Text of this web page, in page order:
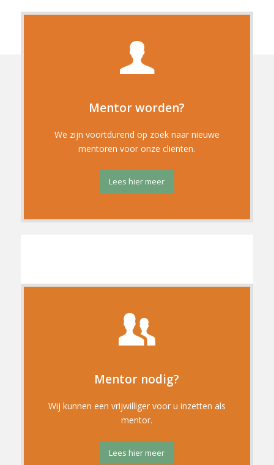
Mentor worden?
We zijn voortdurend op zoek naar nieuwe
mentoren voor onze cliënten.
Lees hier meer
Mentor nodig?
Wij kunnen een vrijwilliger voor u inzetten als
mentor.
Lees hier meer